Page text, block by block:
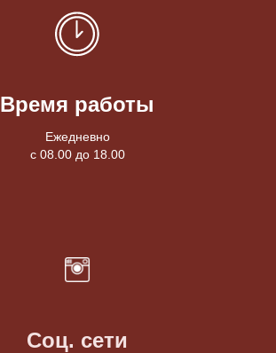
Время работы
Ежедневно
с 08.00 до 18.00
Соц. сети